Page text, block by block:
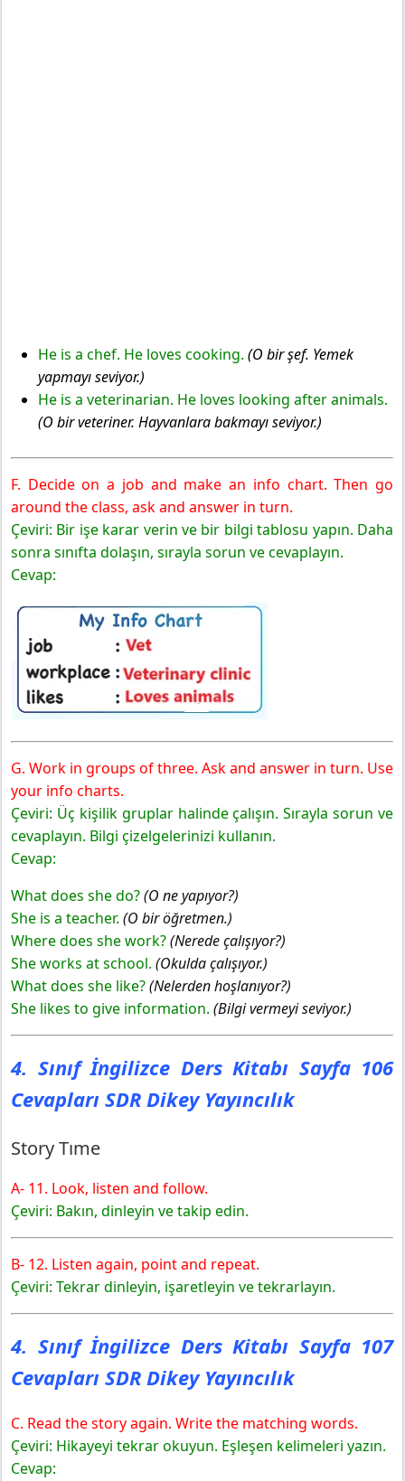
He is a chef. He loves cooking. (O bir şef. Yemek
yapmayı seviyor.)
He is a veterinarian. He loves looking after animals.
(O bir veteriner. Hayvanlara bakmayı seviyor.)
F. Decide on a job and make an info chart. Then go
around the class, ask and answer in turn.
Çeviri: Bir işe karar verin ve bir bilgi tablosu yapın. Daha
sonra sınıfta dolaşın, sırayla sorun ve cevaplayın.
Cevap:
G. Work in groups of three. Ask and answer in turn. Use
your info charts.
Çeviri: Üç kişilik gruplar halinde çalışın. Sırayla sorun ve
cevaplayın. Bilgi çizelgelerinizi kullanın.
Cevap:
What does she do?(O ne yapıyor?)
She is a teacher. (O bir öğretmen.)
Where does she work?(Nerede çalışıyor?)
She works at school. (Okulda çalışıyor.)
What does she like?(Nelerden hoşlanıyor?)
She likes to give information. (Bilgi vermeyi seviyor.)
4. Sınıf İngilizce Ders Kitabı Sayfa 106
Cevapları SDR Dikey Yayıncılık
Story Tıme
A- 11. Look, listen and follow.
Çeviri: Bakın, dinleyin ve takip edin.
B- 12. Listen again, point and repeat.
Çeviri: Tekrar dinleyin, işaretleyin ve tekrarlayın.
4. Sınıf İngilizce Ders Kitabı Sayfa 107
Cevapları SDR Dikey Yayıncılık
C. Read the story again. Write the matching words.
Çeviri: Hikayeyi tekrar okuyun. Eşleşen kelimeleri yazın.
Cevap: